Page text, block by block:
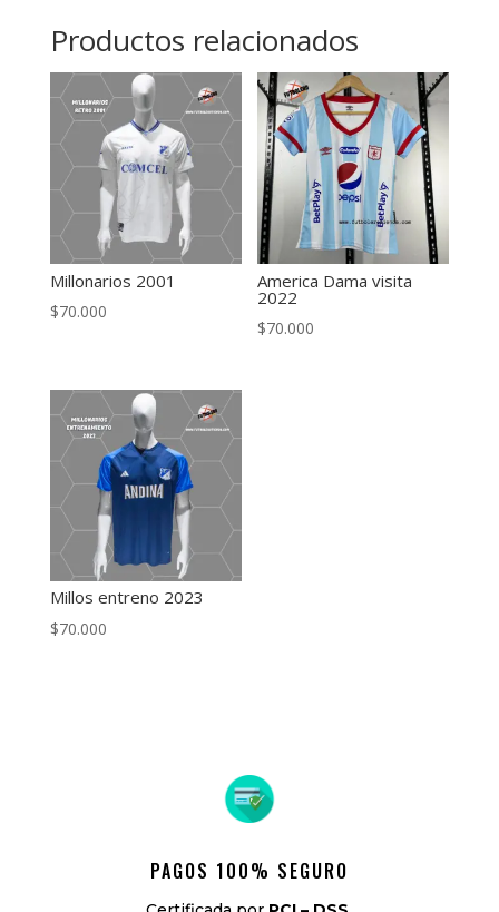
Productos relacionados
Millonarios 2001
$70.000
America Dama visita
2022
$70.000
Millos entreno 2023
$70.000
PAGOS 100% SEGURO